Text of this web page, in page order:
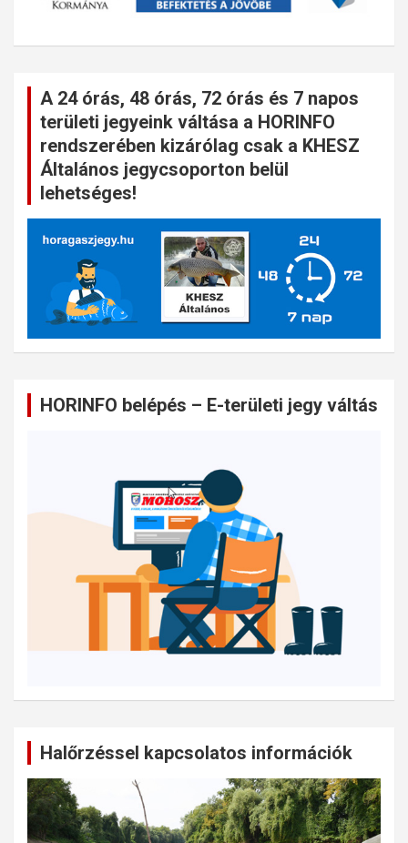
A 24 órás, 48 órás, 72 órás és 7 napos
területi jegyeink váltása a HORINFO
rendszerében kizárólag csak a KHESZ
Általános jegycsoporton belül
lehetséges!
HORINFO belépés – E-területi jegy váltás
Halőrzéssel kapcsolatos információk